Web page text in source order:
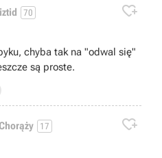
70 
chyba tak na "odwal się"
są proste.
17 